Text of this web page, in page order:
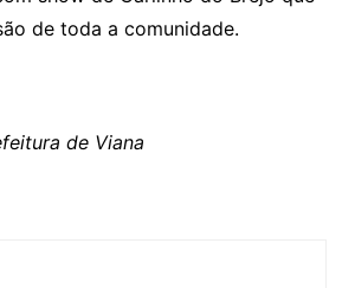
de toda a comunidade.
de Viana